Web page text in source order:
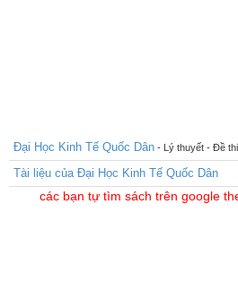
Đại Học Kinh Tế Quốc Dân - Lý thuyết - Đề thi
Tài liệu của Đại Học Kinh Tế Quốc Dân
các bạn tự tìm sách trên google